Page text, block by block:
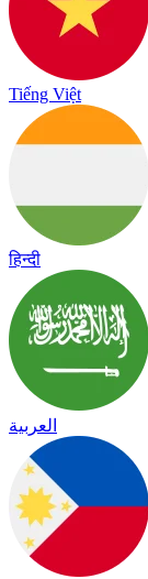
Tiếng Việt
हिन्दी
العربية